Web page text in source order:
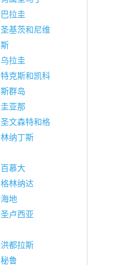
巴拉圭
圣基茨和尼维
斯
乌拉圭
特克斯和凯科
斯群岛
圭亚那
圣文森特和格
林纳丁斯
百慕大
格林纳达
海地
圣卢西亚
洪都拉斯
秘鲁